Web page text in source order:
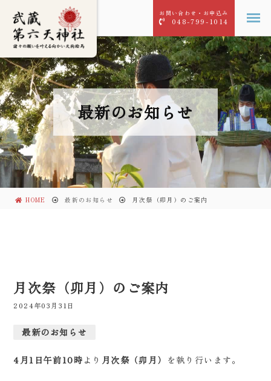
お問い合わせ・お申込み
048-799-1014
最新のお知らせ
HOME 最新のお知らせ 月次祭（卯月）のご案内
月次祭（卯月）のご案内
2024年03月31日
最新のお知らせ
4月1日午前10時 より 月次祭（卯月） を執り行います。